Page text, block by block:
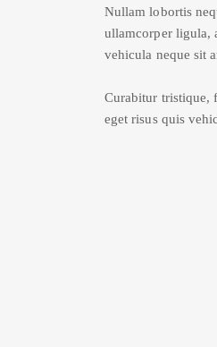
Nullam lobortis
ullamcorper ligula,
vehicula neque sit
Curabitur tristique,
eget risus quis